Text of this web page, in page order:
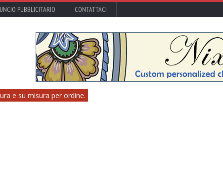
PUBBLICITARIO CONTATTACI
e su misura per ordine.